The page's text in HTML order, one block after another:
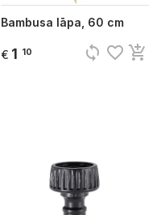
Bambusa lāpa, 60 cm
€ 1 10 sync favorite_border add_shopping_cart